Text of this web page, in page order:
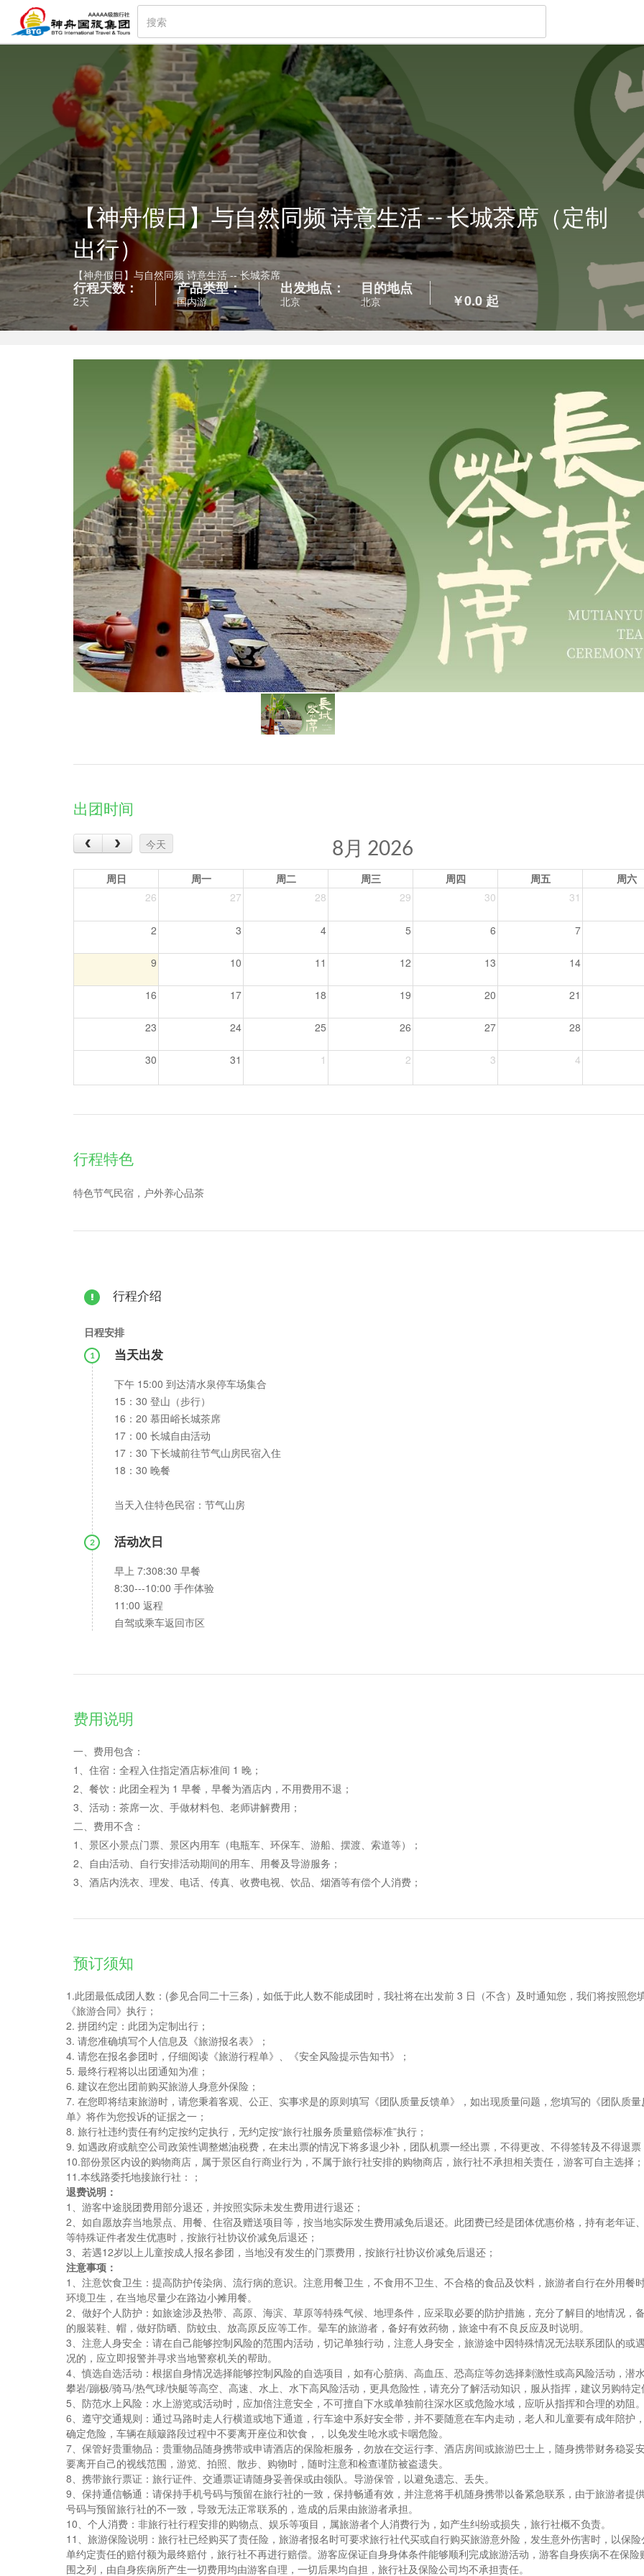
【神舟假日】与自然同频 诗意生活 -- 长城茶席（定制
出行）
【神舟假日】与自然同频 诗意生活 -- 长城茶席
行程天数：
2天
产品类型：
国内游
出发地点：
北京
目的地点
北京 ￥0.0 起
出团时间
‹ › 今天 8月 2026
周日 周一 周二 周三 周四 周五
周六
26
27 28 29 30 31
2 3 4 5 6 7
9 10 11 12 13 14
16 17 18 19 20 21
23 24 25 26 27 28
30 31 1 2 3 4
行程特色
特色节气民宿，户外养心品茶
行程介绍
日程安排
1 当天出发
下午 15:00 到达清水泉停车场集合
15：30 登山（步行）
16：20 慕田峪长城茶席
17：00 长城自由活动
17：30 下长城前往节气山房民宿入住
18：30 晚餐
当天入住特色民宿：节气山房
2 活动次日
早上 7:308:30 早餐
8:30---10:00 手作体验
11:00 返程
自驾或乘车返回市区
费用说明
一、费用包含：
1、住宿：全程入住指定酒店标准间 1 晚；
2、餐饮：此团全程为 1 早餐，早餐为酒店内，不用费用不退；
3、活动：茶席一次、手做材料包、老师讲解费用；
二、费用不含：
1、景区小景点门票、景区内用车（电瓶车、环保车、游船、摆渡、索道等）；
2、自由活动、自行安排活动期间的用车、用餐及导游服务；
3、酒店内洗衣、理发、电话、传真、收费电视、饮品、烟酒等有偿个人消费；
预订须知
1.此团最低成团人数：(参见合同二十三条)，如低于此人数不能成团时，我社将在出发前 3 日（不含）及时通知您，我们将按照您
《旅游合同》执行；
2. 拼团约定：此团为定制出行；
3. 请您准确填写个人信息及《旅游报名表》；
4. 请您在报名参团时，仔细阅读《旅游行程单》、《安全风险提示告知书》；
5. 最终行程将以出团通知为准；
6. 建议在您出团前购买旅游人身意外保险；
7. 在您即将结束旅游时，请您秉着客观、公正、实事求是的原则填写《团队质量反馈单》，如出现质量问题，您填写的《团队质量
单》将作为您投诉的证据之一；
8. 旅行社违约责任有约定按约定执行，无约定按“旅行社服务质量赔偿标准”执行；
9. 如遇政府或航空公司政策性调整燃油税费，在未出票的情况下将多退少补，团队机票一经出票，不得更改、不得签转及不得退票
10.部份景区内设的购物商店，属于景区自行商业行为，不属于旅行社安排的购物商店，旅行社不承担相关责任，游客可自主选择；
11.本线路委托地接旅行社：；
退费说明：
1、游客中途脱团费用部分退还，并按照实际未发生费用进行退还；
2、如自愿放弃当地景点、用餐、住宿及赠送项目等，按当地实际发生费用减免后退还。此团费已经是团体优惠价格，持有老年证
等特殊证件者发生优惠时，按旅行社协议价减免后退还；
3、若遇12岁以上儿童按成人报名参团，当地没有发生的门票费用，按旅行社协议价减免后退还；
注意事项：
1、注意饮食卫生：提高防护传染病、流行病的意识。注意用餐卫生，不食用不卫生、不合格的食品及饮料，旅游者自行在外用餐
环境卫生，在当地尽量少在路边小摊用餐。
2、做好个人防护：如旅途涉及热带、高原、海滨、草原等特殊气候、地理条件，应采取必要的防护措施，充分了解目的地情况，
的服装鞋、帽，做好防晒、防蚊虫、放高原反应等工作。晕车的旅游者，备好有效药物，旅途中有不良反应及时说明。
3、注意人身安全：请在自己能够控制风险的范围内活动，切记单独行动，注意人身安全，旅游途中因特殊情况无法联系团队的或
况的，应立即报警并寻求当地警察机关的帮助。
4、慎选自选活动：根据自身情况选择能够控制风险的自选项目，如有心脏病、高血压、恐高症等勿选择刺激性或高风险活动，潜
攀岩/蹦极/骑马/热气球/快艇等高空、高速、水上、水下高风险活动，更具危险性，请充分了解活动知识，服从指挥，建议另购特
5、防范水上风险：水上游览或活动时，应加倍注意安全，不可擅自下水或单独前往深水区或危险水域，应听从指挥和合理的劝阻
6、遵守交通规则：通过马路时走人行横道或地下通道，行车途中系好安全带，并不要随意在车内走动，老人和儿童要有成年陪护
确定危险，车辆在颠簸路段过程中不要离开座位和饮食，，以免发生呛水或卡咽危险。
7、保管好贵重物品：贵重物品随身携带或申请酒店的保险柜服务，勿放在交运行李、酒店房间或旅游巴士上，随身携带财务稳妥
要离开自己的视线范围，游览、拍照、散步、购物时，随时注意和检查谨防被盗遗失。
8、携带旅行票证：旅行证件、交通票证请随身妥善保或由领队。导游保管，以避免遗忘、丢失。
9、保持通信畅通：请保持手机号码与预留在旅行社的一致，保持畅通有效，并注意将手机随身携带以备紧急联系，由于旅游者提
号码与预留旅行社的不一致，导致无法正常联系的，造成的后果由旅游者承担。
10、个人消费：非旅行社行程安排的购物点、娱乐等项目，属旅游者个人消费行为，如产生纠纷或损失，旅行社概不负责。
11、旅游保险说明：旅行社已经购买了责任险，旅游者报名时可要求旅行社代买或自行购买旅游意外险，发生意外伤害时，以保
单约定责任的赔付额为最终赔付，旅行社不再进行赔偿。游客应保证自身身体条件能够顺利完成旅游活动，游客自身疾病不在保险
围之列，由自身疾病所产生一切费用均由游客自理，一切后果均自担，旅行社及保险公司均不承担责任。